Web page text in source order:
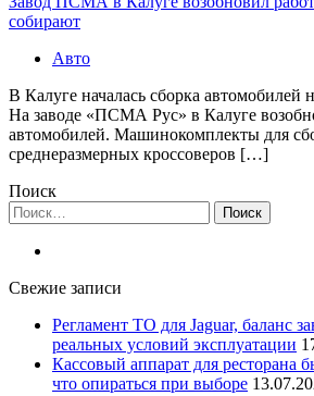
собирают
Авто
В Калуге началась сборка
На заводе «ПСМА Рус» в Калуге
автомобилей. Машинокомплекты для
среднеразмерных кроссоверов […]
Поиск
Найти:
Свежие записи
Регламент ТО для Jaguar, баланс
реальных условий эксплуатации
Кассовый аппарат для ресторана
что опираться при выборе